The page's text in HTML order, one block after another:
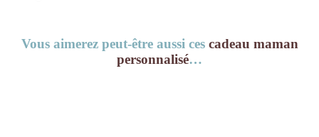
Vous aimerez peut-être aussi ces cadeau maman
personnalisé…